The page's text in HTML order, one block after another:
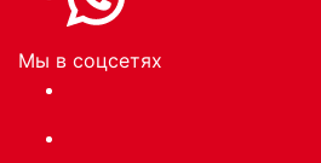
Мы в соцсетях